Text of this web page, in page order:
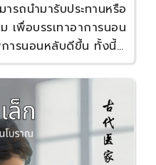
รถนำมารับประทานหรือ
เพื่อบรรเทาอาการนอน
นอนหลับดีขึ้น ทั้งนี้
นน้ำชา หรือต้มน้ำซุปดื่ม
นอย่างน้อย 1-2 ชั่วโมง
สาวะจนตื่นขึ้นมากลาง
ด้